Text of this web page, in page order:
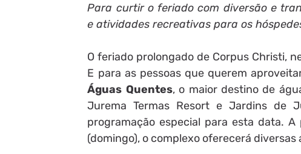
Para curtir o feriado com diversão e
e atividades recreativas para os
O feriado prolongado de Corpus Christi,
E para as pessoas que querem
Águas Quentes, o maior destino de
Jurema Termas Resort e Jardins de
programação especial para esta data.
(domingo), o complexo oferecerá